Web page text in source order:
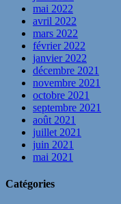
mai 2022
avril 2022
mars 2022
février 2022
janvier 2022
décembre 2021
novembre 2021
octobre 2021
septembre 2021
août 2021
juillet 2021
juin 2021
mai 2021
Catégories